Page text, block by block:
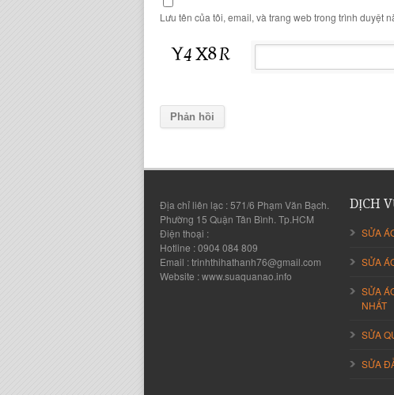
Lưu tên của tôi, email, và trang web trong trình duyệt
Địa chỉ liên lạc : 571/6 Phạm Văn Bạch.
Phường 15 Quận Tân Bình. Tp.HCM
Điện thoại :
Hotline : 0904 084 809
Email : trinhthihathanh76@gmail.com
Website : www.suaquanao.info
DỊCH
SỬA
SỬA
SỬA
NHẤT
SỬA
SỬA